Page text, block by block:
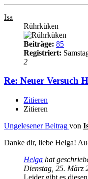
Isa
Rührküken
Beiträge: 85
Registriert:
2
Re: Neuer Versuch
Zitieren
Zitieren
Ungelesener Beitrag von
Danke dir, liebe Helga!
Helga hat
Dienstag, 25. März